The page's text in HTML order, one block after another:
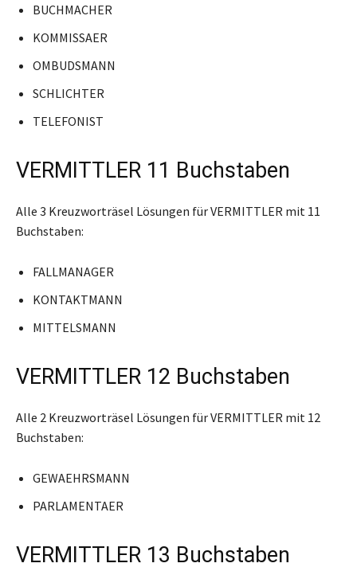
BUCHMACHER
KOMMISSAER
OMBUDSMANN
SCHLICHTER
TELEFONIST
VERMITTLER 11 Buchstaben
Alle 3 Kreuzworträsel Lösungen für VERMITTLER mit 11
Buchstaben:
FALLMANAGER
KONTAKTMANN
MITTELSMANN
VERMITTLER 12 Buchstaben
Alle 2 Kreuzworträsel Lösungen für VERMITTLER mit 12
Buchstaben:
GEWAEHRSMANN
PARLAMENTAER
VERMITTLER 13 Buchstaben